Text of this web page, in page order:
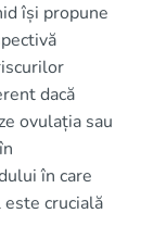
își propune
dacă
ovulația sau
în care
crucială